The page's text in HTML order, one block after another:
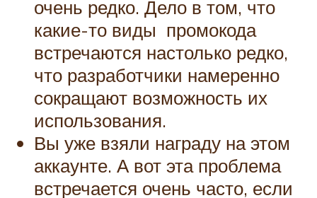
очень редко. Дело в том, что
какие-то виды промокода
встречаются настолько редко,
что разработчики намеренно
сокращают возможность их
использования.
Вы уже взяли награду на этом
аккаунте. А вот эта проблема
встречается очень часто, если